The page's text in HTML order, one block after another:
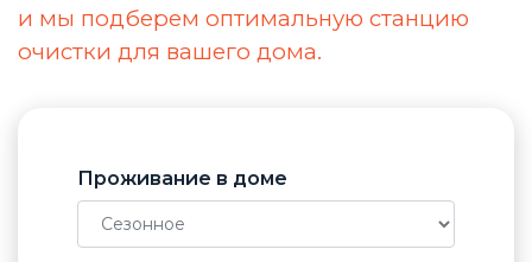
и мы подберем оптимальную станцию
очистки для вашего дома.
Проживание в доме